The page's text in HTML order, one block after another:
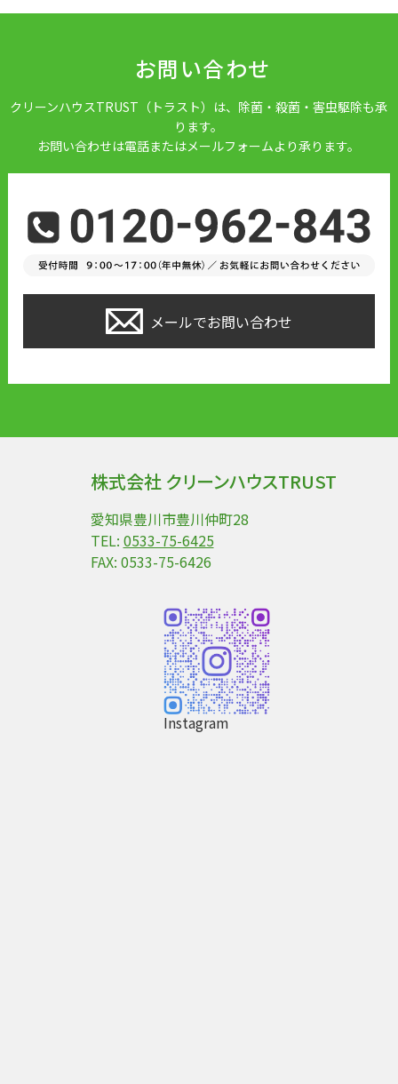
お問い合わせ
クリーンハウスTRUST（トラスト）は、除菌・殺菌・害虫駆除も承
ります。
お問い合わせは電話またはメールフォームより承ります。
メールでお問い合わせ
株式会社 クリーンハウスTRUST
愛知県豊川市豊川仲町28
TEL: 0533-75-6425
FAX: 0533-75-6426
Instagram